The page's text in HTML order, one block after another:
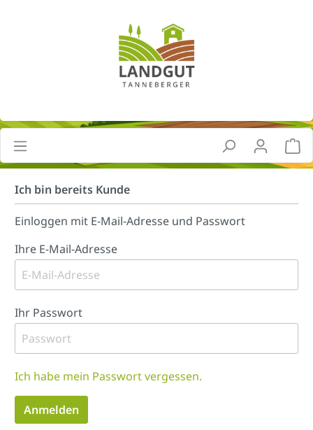
Ich bin bereits Kunde
Einloggen mit E-Mail-Adresse und Passwort
Ihre E-Mail-Adresse
Ihr Passwort
Ich habe mein Passwort vergessen.
Anmelden